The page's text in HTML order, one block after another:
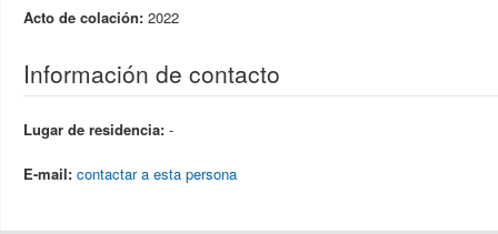
Acto de colación: 2022
Información de contacto
Lugar de residencia: -
E-mail: contactar a esta persona